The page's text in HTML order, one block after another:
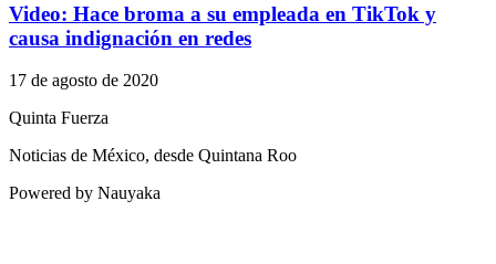
Video: Hace broma a su empleada en TikTok y
causa indignación en redes
17 de agosto de 2020
Quinta Fuerza
Noticias de México, desde Quintana Roo
Powered by Nauyaka